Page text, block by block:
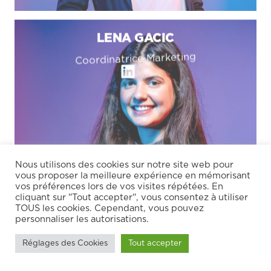
LENA GACIC
Coordinatrice Marketing
L
i
n
k
e
d
i
n
YILDIZ BASOZMEN
Réceptionniste
E
y
Nous utilisons des cookies sur notre site web pour
vous proposer la meilleure expérience en mémorisant
vos préférences lors de vos visites répétées. En
cliquant sur "Tout accepter", vous consentez à utiliser
TOUS les cookies. Cependant, vous pouvez
personnaliser les autorisations.
Réglages des Cookies Tout accepter